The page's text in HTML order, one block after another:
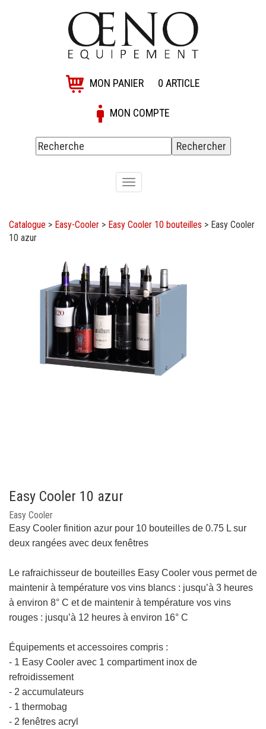
MON PANIER 0 ARTICLE
MON COMPTE
Toggle
navigation
Catalogue > Easy-Cooler > Easy Cooler 10 bouteilles > Easy Cooler
10 azur
Easy Cooler 10 azur
Easy Cooler
Easy Cooler finition azur pour 10 bouteilles de 0.75 L sur
deux rangées avec deux fenêtres
Le rafraichisseur de bouteilles Easy Cooler vous permet de
maintenir à température vos vins blancs : jusqu’à 3 heures
à environ 8° C et de maintenir à température vos vins
rouges : jusqu’à 12 heures à environ 16° C
Équipements et accessoires compris :
- 1 Easy Cooler avec 1 compartiment inox de
refroidissement
- 2 accumulateurs
- 1 thermobag
- 2 fenêtres acryl